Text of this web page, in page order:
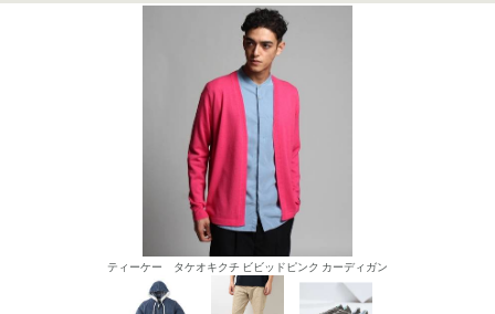
ティーケー タケオキクチ ビビッドピンク カーディガン